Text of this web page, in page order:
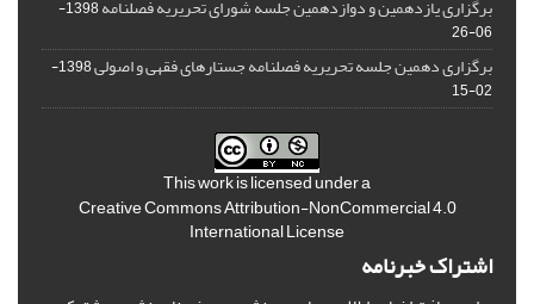
برگزاری یازدهمین و دوازدهمین جلسه شورای تحریریه فصلنامه
1398-
06-26
برگزاری دهمین جلسه تحریریه فصلنامه جستارهای فقهی و اصولی
1398-
02-15
This work is licensed under a
Creative Commons Attribution-NonCommercial 4.0
International License
اشتراک خبرنامه